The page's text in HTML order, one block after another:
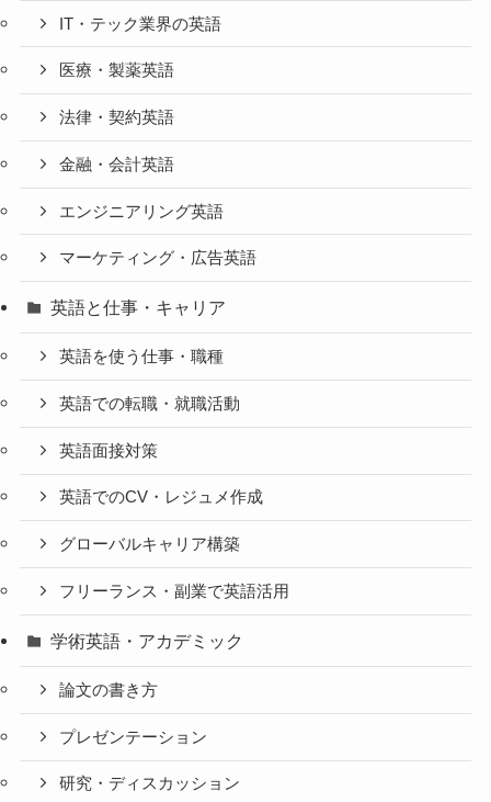
IT・テック業界の英語
医療・製薬英語
法律・契約英語
金融・会計英語
エンジニアリング英語
マーケティング・広告英語
英語と仕事・キャリア
英語を使う仕事・職種
英語での転職・就職活動
英語面接対策
英語でのCV・レジュメ作成
グローバルキャリア構築
フリーランス・副業で英語活用
学術英語・アカデミック
論文の書き方
プレゼンテーション
研究・ディスカッション